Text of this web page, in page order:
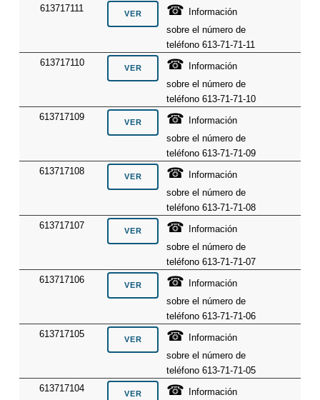
613717111
☎ Información
sobre el número de
teléfono 613-71-71-11
613717110
☎ Información
sobre el número de
teléfono 613-71-71-10
613717109
☎ Información
sobre el número de
teléfono 613-71-71-09
613717108
☎ Información
sobre el número de
teléfono 613-71-71-08
613717107
☎ Información
sobre el número de
teléfono 613-71-71-07
613717106
☎ Información
sobre el número de
teléfono 613-71-71-06
613717105
☎ Información
sobre el número de
teléfono 613-71-71-05
613717104
☎ Información